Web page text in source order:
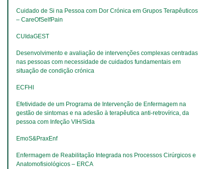
Cuidado de Si na Pessoa com Dor Crónica em Grupos Terapêuticos
– CareOfSelfPain
CUIdaGEST
Desenvolvimento e avaliação de intervenções complexas centradas
nas pessoas com necessidade de cuidados fundamentais em
situação de condição crónica
ECFHI
Efetividade de um Programa de Intervenção de Enfermagem na
gestão de sintomas e na adesão à terapêutica anti-retrovírica, da
pessoa com Infeção VIH/Sida
EmoS&PraxEnf
Enfermagem de Reabilitação Integrada nos Processos Cirúrgicos e
Anatomofisiológicos – ERCA